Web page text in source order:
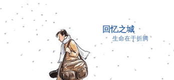
回忆之城
生命在于折腾